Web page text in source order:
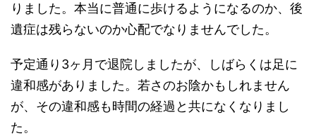
りました。本当に普通に歩けるようになるのか、後
遺症は残らないのか心配でなりませんでした。
予定通り3ヶ月で退院しましたが、しばらくは足に
違和感がありました。若さのお陰かもしれません
が、その違和感も時間の経過と共になくなりまし
た。